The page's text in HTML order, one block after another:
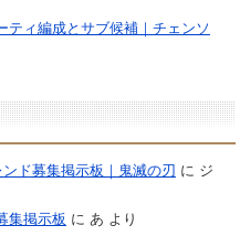
ティ編成とサブ候補｜チェンソ
ンド募集掲示板｜鬼滅の刃 に ジ
集掲示板 に あ より